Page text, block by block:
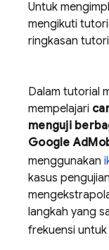
Untuk
mengikuti
ringkasan
Dalam tutorial
mempelajari
menguji
Google
menggunakan
kasus
langkah yang
frekuensi untuk